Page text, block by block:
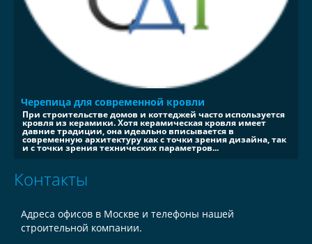
Черепица для современной кровли
При строительстве домов и коттеджей часто используется
кровля из керамики. Хотя керамическая кровля имеет
давние традиции, она идеально вписывается в
современную архитектуру как с точки зрения дизайна, так
и с точки зрения технических параметров...
Контакты
Адреса офисов в Москве и телефоны нашей
строительной компании.